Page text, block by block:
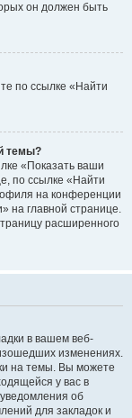
он должен быть
по ссылке «Найти
темы?
«Показать ваши
по ссылке «Найти
на конференции
на главной странице.
расширенного
в вашем веб-
изменениях.
на темы. Вы можете
у вас в
об
для закладок и